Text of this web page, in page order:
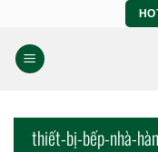
nội
dung
thiết-bị-bếp-nhà-